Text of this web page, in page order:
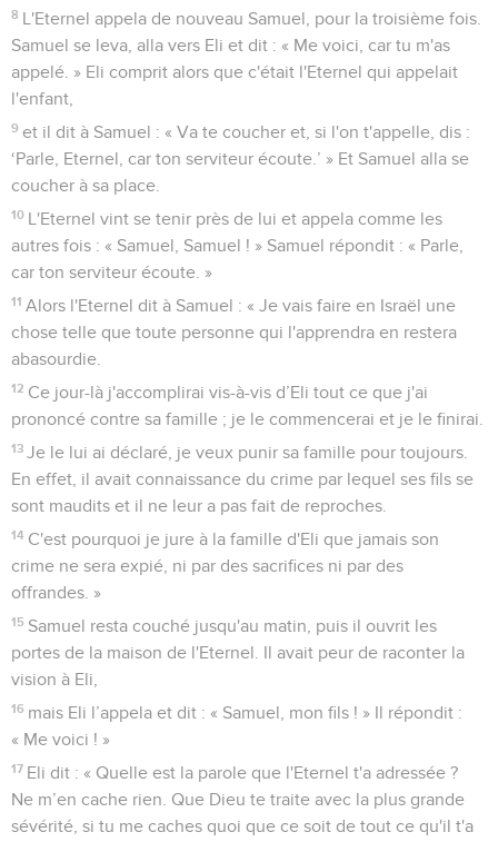
8 L'Eternel appela de nouveau Samuel, pour la troisième fois.
Samuel se leva, alla vers Eli et dit : « Me voici, car tu m'as
appelé. » Eli comprit alors que c'était l'Eternel qui appelait
l'enfant,
9 et il dit à Samuel : « Va te coucher et, si l'on t'appelle, dis :
‘Parle, Eternel, car ton serviteur écoute.’ » Et Samuel alla se
coucher à sa place.
10 L'Eternel vint se tenir près de lui et appela comme les
autres fois : « Samuel, Samuel ! » Samuel répondit : « Parle,
car ton serviteur écoute. »
11 Alors l'Eternel dit à Samuel : « Je vais faire en Israël une
chose telle que toute personne qui l'apprendra en restera
abasourdie.
12 Ce jour-là j'accomplirai vis-à-vis d’Eli tout ce que j'ai
prononcé contre sa famille ; je le commencerai et je le finirai.
13 Je le lui ai déclaré, je veux punir sa famille pour toujours.
En effet, il avait connaissance du crime par lequel ses fils se
sont maudits et il ne leur a pas fait de reproches.
14 C'est pourquoi je jure à la famille d'Eli que jamais son
crime ne sera expié, ni par des sacrifices ni par des
offrandes. »
15 Samuel resta couché jusqu'au matin, puis il ouvrit les
portes de la maison de l'Eternel. Il avait peur de raconter la
vision à Eli,
16 mais Eli l’appela et dit : « Samuel, mon fils ! » Il répondit :
« Me voici ! »
17 Eli dit : « Quelle est la parole que l'Eternel t'a adressée ?
Ne m’en cache rien. Que Dieu te traite avec la plus grande
sévérité, si tu me caches quoi que ce soit de tout ce qu'il t'a